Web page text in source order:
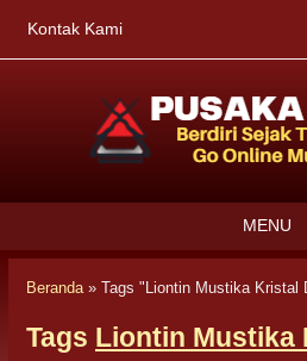
Kontak Kami
MENU
Beranda» Tags "Liontin Mustika Kristal
Tags Liontin Mustika